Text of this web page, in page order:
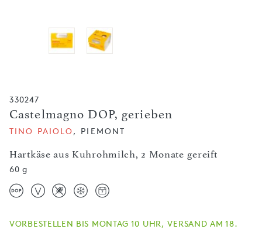
330247
Castelmagno DOP, gerieben
Hartkäse aus Kuhrohmilch, 2 Monate gereift
TINO PAIOLO, PIEMONT
60 g
VORBESTELLEN BIS MONTAG 10 UHR, VERSAND AM 18.